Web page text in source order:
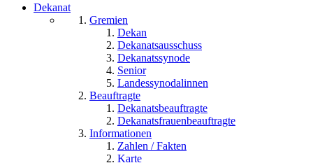
Dekanat
Gremien
Dekan
Dekanatsausschuss
Dekanatssynode
Senior
Landessynodalinnen
Beauftragte
Dekanatsbeauftragte
Dekanatsfrauenbeauftragte
Informationen
Zahlen / Fakten
Karte